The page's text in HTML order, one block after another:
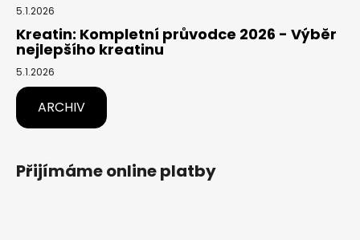
5.1.2026
Kreatin: Kompletní průvodce 2026 - Výběr
nejlepšího kreatinu
5.1.2026
ARCHIV
Přijímáme online platby